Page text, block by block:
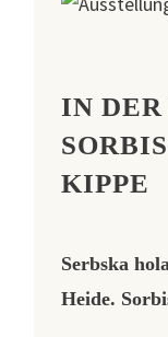
IN
KIPPE
Serbska
Heide.